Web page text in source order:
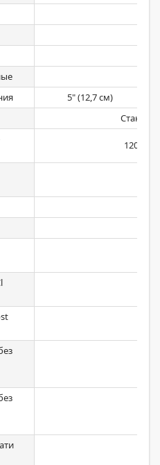
5" (12,7 см)